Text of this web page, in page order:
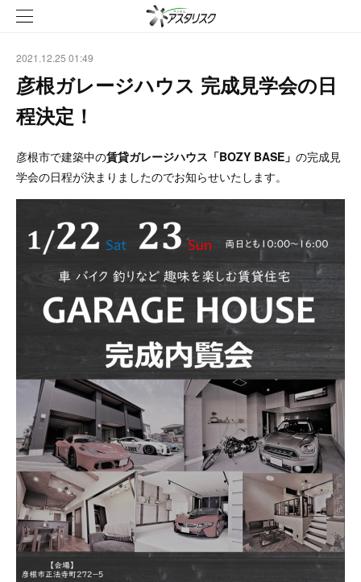
2021.12.25 01:49
彦根ガレージハウス 完成見学会の日
程決定！
彦根市で建築中の賃貸ガレージハウス「BOZY BASE」 の完成見
学会の日程が決まりましたのでお知らせいたします。